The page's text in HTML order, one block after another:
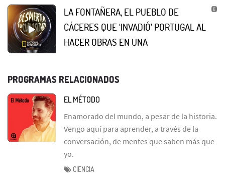
LA FONTAÑERA, EL PUEBLO DE
CÁCERES QUE ‘INVADIÓ’ PORTUGAL AL
HACER OBRAS EN UNA
PROGRAMAS RELACIONADOS
EL MÉTODO
Enamorado del mundo, a pesar de la historia.
Vengo aquí para aprender, a través de la
conversación, de mentes que saben más que
yo.
CIENCIA